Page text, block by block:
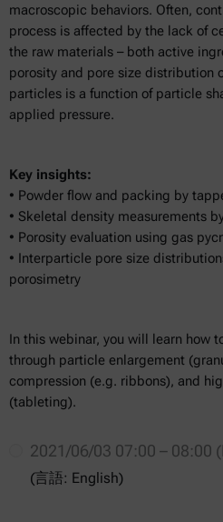
macroscopic behaviors. Often,
process is affected by the lack of
the raw materials – both active
porosity and pore size distribution
particles is a function of particle
applied pressure.
Key insights:
• Powder flow and packing by
• Skeletal density measurements
• Porosity evaluation using gas
• Interparticle pore size
porosimetry
In this webinar, you will learn how
through particle enlargement
compression (e.g. ribbons), and
(tableting).
2021/06/03 07:00 – 08:00
(言語: English)